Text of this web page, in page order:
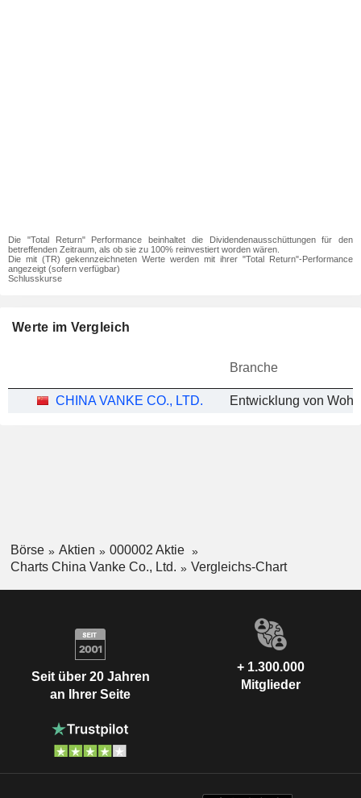
Die "Total Return" Performance beinhaltet die Dividendenausschüttungen für den
betreffenden Zeitraum, als ob sie zu 100% reinvestiert worden wären.
Die mit (TR) gekennzeichneten Werte werden mit ihrer "Total Return"-Performance
angezeigt (sofern verfügbar)
Schlusskurse
Werte im Vergleich
Branche
CHINA VANKE CO., LTD.
Börse Aktien
000002 Aktie
Charts China Vanke Co., Ltd.
Vergleichs-Chart
Seit über 20 Jahren
an Ihrer Seite
+ 1.300.000
Mitglieder